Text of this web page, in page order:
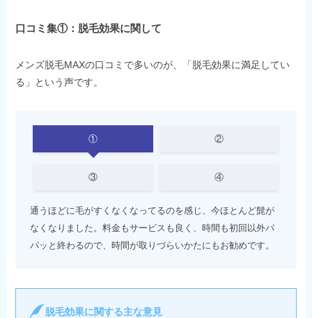
口コミ集①：脱毛効果に関して
メンズ脱毛MAXの口コミで多いのが、「脱毛効果に満足してい
る」という声です。
① ②
③ ④
通うほどに毛がすくなくなってるのを感じ、今ほとんど髭が
なくなりました。料金もサービスも良く、時間も初回以外パ
パッと終わるので、時間が取りづらいかたにもお勧めです。
脱毛効果に関する主な意見